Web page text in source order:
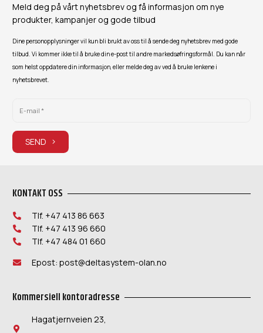
Meld deg på vårt nyhetsbrev og få informasjon om nye
produkter, kampanjer og gode tilbud
Dine personopplysninger vil kun bli brukt av oss til å sende deg nyhetsbrev med gode
tilbud. Vi kommer ikke til å bruke din e-post til andre markedsøfringsformål. Du kan når
som helst oppdatere din informasjon, eller melde deg av ved å bruke lenkene i
nyhetsbrevet.
SEND
KONTAKT OSS
Tlf. +47 413 86 663
Tlf. +47 413 96 660
Tlf. +47 484 01 660
Epost: post@deltasystem-olan.no
Kommersiell kontoradresse
Hagatjernveien 23,